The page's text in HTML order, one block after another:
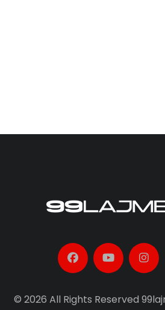
© 2026 All Rights Reserved